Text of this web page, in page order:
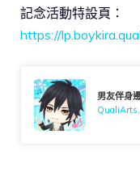
記念活動特設頁：
https://
男友伴身